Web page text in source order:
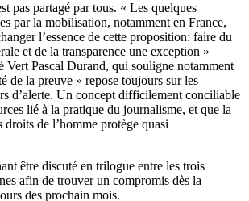
pas partagé par tous. « Les quelques
par la mobilisation, notamment en France,
l’essence de cette proposition: faire du
et de la transparence une exception »
Vert Pascal Durand, qui souligne notamment
de la preuve » repose toujours sur les
d’alerte. Un concept difficilement conciliable
lié à la pratique du journalisme, et que la
droits de l’homme protège quasi
être discuté en trilogue entre les trois
afin de trouver un compromis dès la
des prochain mois.